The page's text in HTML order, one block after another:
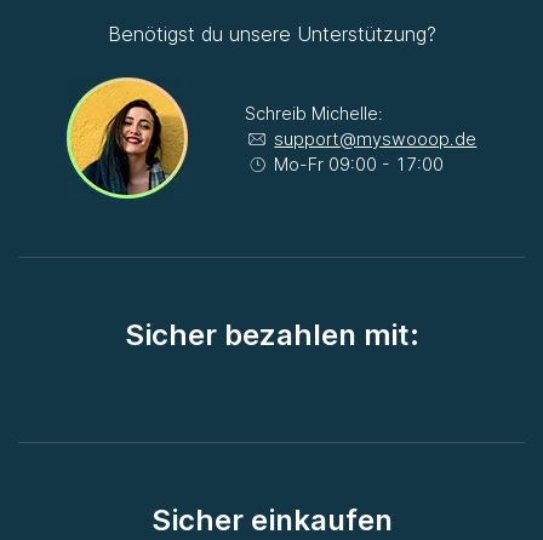
Benötigst du unsere Unterstützung?
Schreib Michelle:
support@myswooop.de
Mo-Fr 09:00 - 17:00
Sicher bezahlen mit:
Sicher einkaufen